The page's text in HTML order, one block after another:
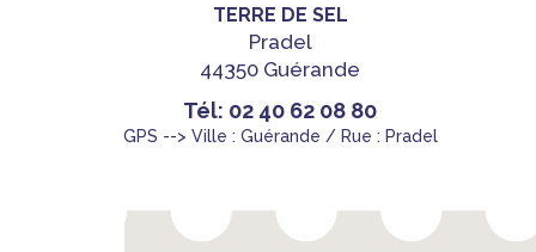
TERRE DE SEL
Pradel
44350 Guérande
Tél: 02 40 62 08 80
GPS --> Ville : Guérande / Rue : Pradel